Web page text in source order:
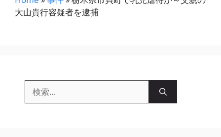
ゴ
大山貴行容疑者を逮捕
索: